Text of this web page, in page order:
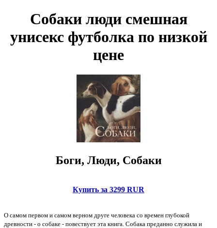
Собаки люди смешная
унисекс футболка по низкой
цене
Боги, Люди, Собаки
Купить за 3299 RUR
О самом первом и самом верном друге человека со времен глубокой
древности - о собаке - повествует эта книга. Собака преданно служила и